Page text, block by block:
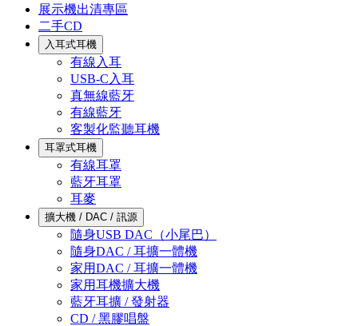
展示機出清專區
二手CD
入耳式耳機
有線入耳
USB-C入耳
真無線藍牙
有線藍牙
客製化監聽耳機
耳罩式耳機
有線耳罩
藍牙耳罩
耳麥
擴大機 / DAC / 訊源
隨身USB DAC（小尾巴）
隨身DAC / 耳擴一體機
家用DAC / 耳擴一體機
家用耳機擴大機
藍牙耳擴 / 發射器
CD / 黑膠唱盤